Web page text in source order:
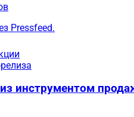
Pressfeed.
инструментом